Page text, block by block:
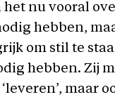
het nu vooral
hebben,
om stil te
hebben. Zij
maar